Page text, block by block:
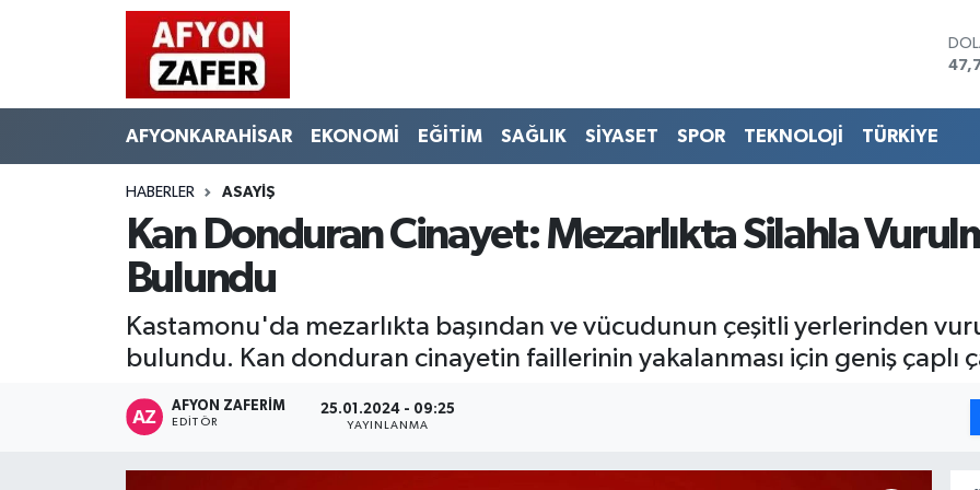
AFYONKARAHİSAR EKONOMİ EĞİTİM SAĞLIK SİYASET SPOR TEKNOLOJİ TÜRKİYE
HABERLER ASAYİŞ
Kan Donduran Cinayet: Mezarlıkta Silahla
Bulundu
Kastamonu'da mezarlıkta başından ve vücudunun çeşitli yerlerinden
bulundu. Kan donduran cinayetin faillerinin yakalanması için geniş çaplı
AFYON ZAFERİM
EDITÖR
25.01.2024 - 09:25
YAYINLANMA